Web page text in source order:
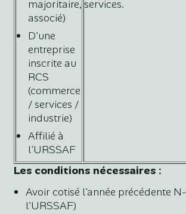
majoritaire,
associé)
D'une
entreprise
inscrite au
RCS
(commerce
/ services /
industrie)
Affilié à
l'URSSAF
services.
Les conditions nécessaires :
Avoir cotisé l'année précédente
l'URSSAF)